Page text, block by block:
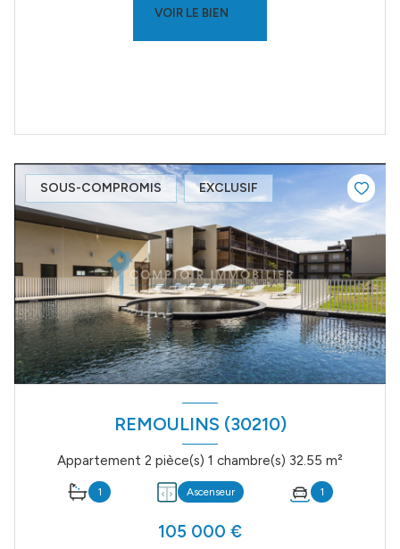
VOIR LE BIEN
SOUS-COMPROMIS EXCLUSIF
REMOULINS (30210)
Appartement 2 pièce(s) 1 chambre(s) 32.55 m²
1 Ascenseur 1
105 000 €